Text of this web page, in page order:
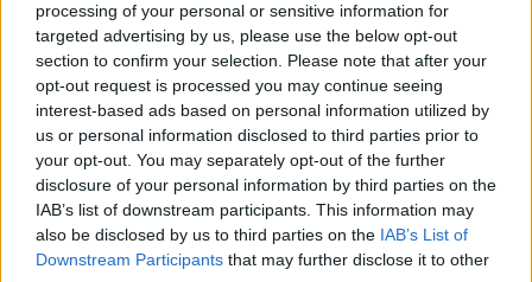
processing of your personal or sensitive information for
targeted advertising by us, please use the below opt-out
section to confirm your selection. Please note that after your
opt-out request is processed you may continue seeing
interest-based ads based on personal information utilized by
us or personal information disclosed to third parties prior to
your opt-out. You may separately opt-out of the further
disclosure of your personal information by third parties on the
IAB’s list of downstream participants. This information may
also be disclosed by us to third parties on the IAB’s List of
Downstream Participants that may further disclose it to other
SENS
SOS (Șoșoacă)
POT (Gavrilă)
PACE (Peia)
Acțiunea Conservatoare (Târziu)
PDF (Lazarus)
PUSL (D. Voiculescu)
PNȚCD (Pavelescu)